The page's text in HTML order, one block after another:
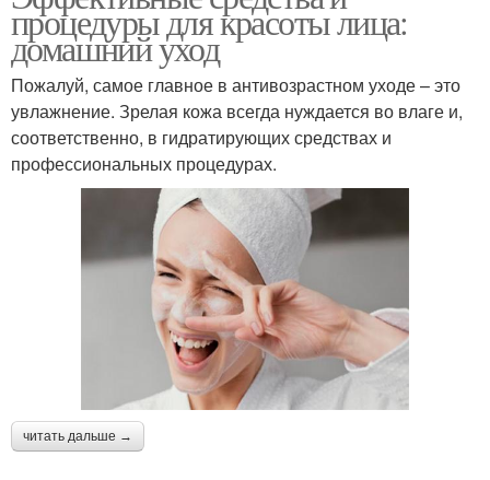
процедуры для красоты лица:
домашний уход
Пожалуй, самое главное в антивозрастном уходе – это
увлажнение. Зрелая кожа всегда нуждается во влаге и,
соответственно, в гидратирующих средствах и
профессиональных процедурах.
читать дальше →